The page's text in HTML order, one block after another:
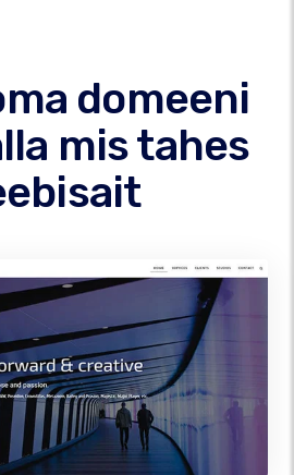
domeeni
mis tahes